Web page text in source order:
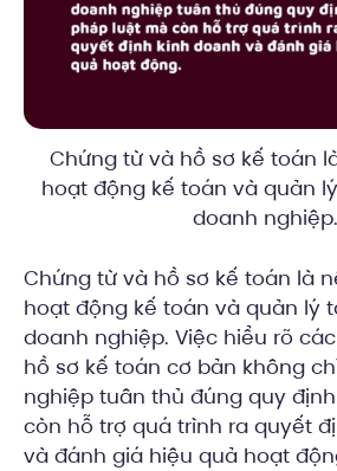
Chứng từ và hồ sơ kế toán
hoạt động kế toán và quản
doanh nghiệp.
Chứng từ và hồ sơ kế toán là
hoạt động kế toán và quản lý
doanh nghiệp. Việc hiểu rõ
hồ sơ kế toán cơ bản không
nghiệp tuân thủ đúng quy
còn hỗ trợ quá trình ra quyết
và đánh giá hiệu quả hoạt